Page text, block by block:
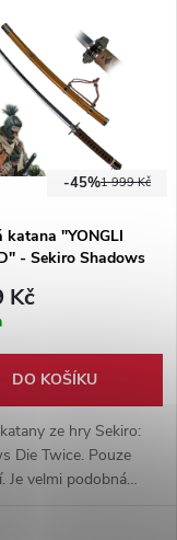
1 999 Kč
-45%
katana "YONGLI
- Sekiro Shadows
Kč
DO KOŠÍKU
ze hry Sekiro:
Die Twice. Pouze
Je velmi podobná